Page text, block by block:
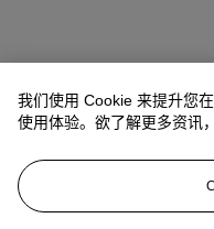
我们使用 Cookie 来提升您
使用体验。欲了解更多资讯